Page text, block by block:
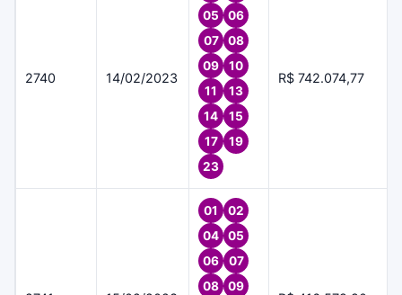
2740 14/02/2023
05
06
07
08
09
10
11
13
14
15
17
19
23
R$ 742.074,77
01
02
04
05
06
07
08
09